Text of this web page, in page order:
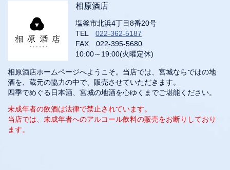
相原酒店
塩釜市北浜4丁目8番20号
TEL 022-362-5187
FAX 022-395-5680
10:00～19:00(火曜定休)
相原酒店ホームページへようこそ。当店では、宮城ならではの地
酒を、蔵元の協力の中で、販売させていただきます。
四季でめぐる日本酒、宮城の地酒を心ゆくまでご堪能ください。
未成年者の飲酒は法律で禁止されています。
当店では、未成年者へのアルコール飲料の販売をお断りしており
ます。